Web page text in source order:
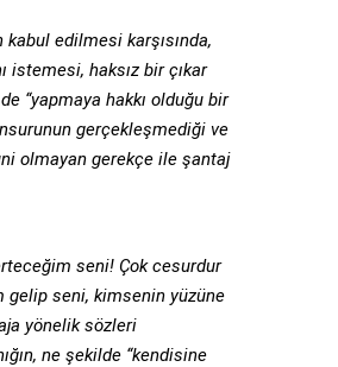
kabul edilmesi karşısında,
istemesi, haksız bir çıkar
“yapmaya hakkı olduğu bir
gerçekleşmediği ve
olmayan gerekçe ile şantaj
seni! Çok cesurdur
gelip seni, kimsenin yüzüne
yönelik sözleri
ne şekilde “kendisine